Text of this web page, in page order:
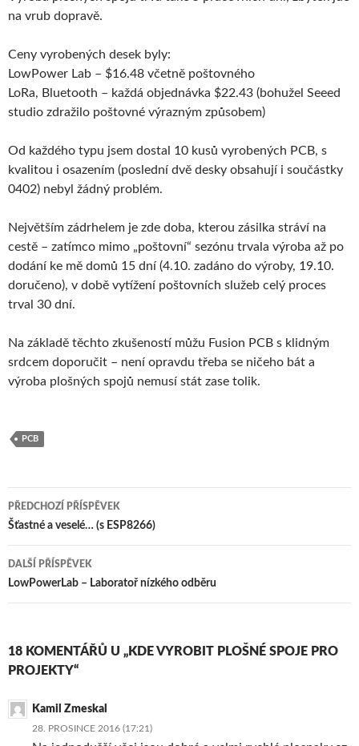
na vrub dopravě.
Ceny vyrobených desek byly:
LowPower Lab – $16.48 včetně poštovného
LoRa, Bluetooth – každá objednávka $22.43 (bohužel Seeed
studio zdražilo poštovné výrazným způsobem)
Od každého typu jsem dostal 10 kusů vyrobených PCB, s
kvalitou i osazením (poslední dvě desky obsahují i součástky
0402) nebyl žádný problém.
Největším zádrhelem je zde doba, kterou zásilka stráví na
cestě – zatímco mimo „poštovní“ sezónu trvala výroba až po
dodání ke mě domů 15 dní (4.10. zadáno do výroby, 19.10.
doručeno), v době vytížení poštovních služeb celý proces
trval 30 dní.
Na základě těchto zkušeností můžu Fusion PCB s klidným
srdcem doporučit – není opravdu třeba se ničeho bát a
výroba plošných spojů nemusí stát zase tolik.
PCB
Navigace
pro
příspěvky
PŘEDCHOZÍ PŘÍSPĚVEK
Šťastné a veselé… (s ESP8266)
DALŠÍ PŘÍSPĚVEK
LowPowerLab – Laboratoř nízkého odběru
18 KOMENTÁŘŮ U „KDE VYROBIT PLOŠNÉ SPOJE PRO
PROJEKTY“
Kamil Zmeskal
28. PROSINCE 2016 (17:21)